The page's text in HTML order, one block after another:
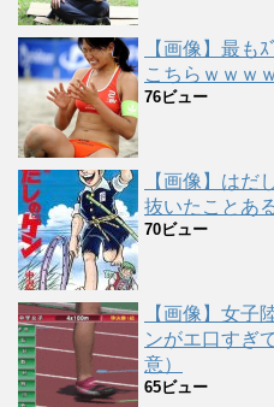
【画像】最も
こちらｗｗｗ
76ビュー
【画像】はだ
抜いたことあ
70ビュー
【画像】女子
ンがエ口すぎ
意）
65ビュー